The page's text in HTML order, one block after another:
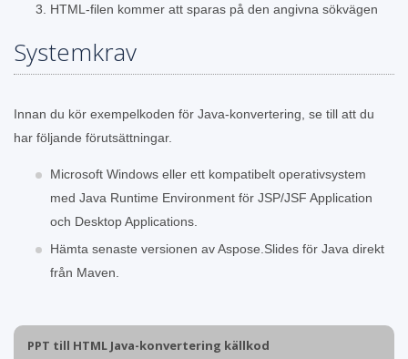
HTML-filen kommer att sparas på den angivna sökvägen
Systemkrav
Innan du kör exempelkoden för Java-konvertering, se till att du
har följande förutsättningar.
Microsoft Windows eller ett kompatibelt operativsystem
med Java Runtime Environment för JSP/JSF Application
och Desktop Applications.
Hämta senaste versionen av Aspose.Slides för Java direkt
från Maven.
PPT till HTML Java-konvertering källkod